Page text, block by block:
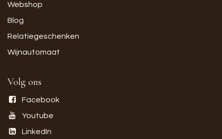
Webshop
Blog
Relatiegeschenken
Wijnautomaat
Volg ons
Facebook
Youtube
LinkedIn